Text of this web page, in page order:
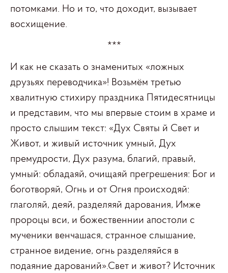
потомками. Но и то, что доходит, вызывает
восхищение.
***
И как не сказать о знаменитых «ложных
друзьях переводчика»! Возьмём третью
хвалитную стихиру праздника Пятидесятницы
и представим, что мы впервые стоим в храме и
просто слышим текст: «Дух Святы й Свет и
Живот, и живый источник умный, Дух
премудрости, Дух разума, благий, правый,
умный: обладаяй, очищаяй прегрешения: Бог и
боготворяй, Огнь и от Огня происходяй:
глаголяй, деяй, разделяяй дарования, Имже
пророцы вси, и божественнии апостоли с
мученики венчашася, странное слышание,
странное видение, огнь разделяяйся в
подаяние дарований».Свет и живот? Источник